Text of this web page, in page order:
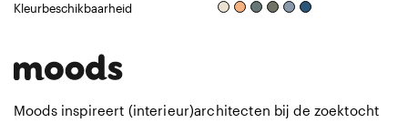
Kleurbeschikbaarheid
Moods inspireert (interieur)architecten bij de zoektocht